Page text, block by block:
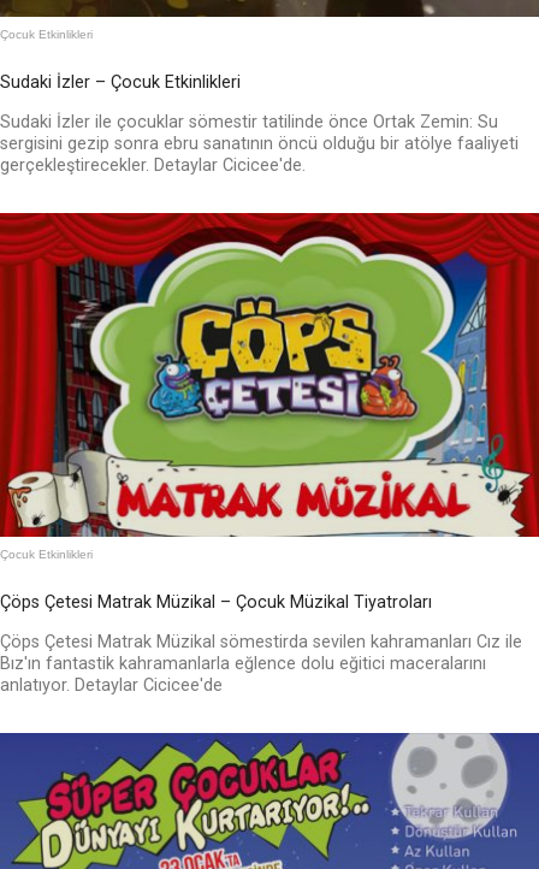
Çocuk Etkinlikleri
Sudaki İzler – Çocuk Etkinlikleri
Sudaki İzler ile çocuklar sömestir tatilinde önce Ortak Zemin: Su
sergisini gezip sonra ebru sanatının öncü olduğu bir atölye faaliyeti
gerçekleştirecekler. Detaylar Cicicee'de.
Çocuk Etkinlikleri
Çöps Çetesi Matrak Müzikal – Çocuk Müzikal Tiyatroları
Çöps Çetesi Matrak Müzikal sömestirda sevilen kahramanları Cız ile
Bız'ın fantastik kahramanlarla eğlence dolu eğitici maceralarını
anlatıyor. Detaylar Cicicee'de